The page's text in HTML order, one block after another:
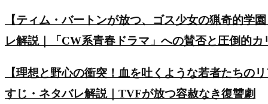
【ティム・バートンが放つ、ゴス少女の猟奇的学
レ解説｜「CW系青春ドラマ」への賛否と圧倒的カ
【理想と野心の衝突！血を吐くような若者たちの
すじ・ネタバレ解説｜TVFが放つ容赦なき復讐劇